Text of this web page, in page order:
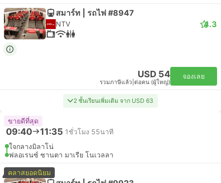
สมาร์ท | รถไฟ #8947
NTV 4.3
USD 54
รวมภาษีแล้ว ต่อคน (ผู้ใหญ่)
จองเลย
2 ชั้นเรียนเพิ่มเติม จาก USD 63
ขายดีที่สุด
09:40 11:35 1ชั่วโมง 55นาที
ใจกลางมิลาโน่
ฟลอเรนซ์ ซานตา มาเรีย โนเวลลา
คลาสยอดนิยม